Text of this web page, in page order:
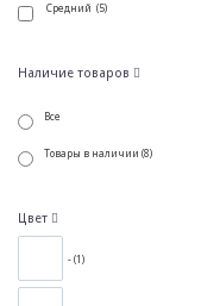
Средний (5)
Наличие товаров
Все
Товары в наличии (8)
Цвет
- (1)